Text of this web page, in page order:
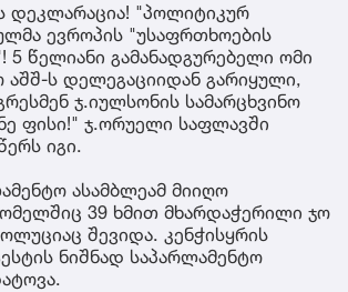
დეკლარაცია! "პოლიტიკურ
ევროპის "უსაფრთხოების
5 წელიანი გამანადგურებელი ომი
აშშ-ს დელეგაციიდან გარიყული,
ჯ.იულსონის სამარცხვინო
ფისი!" ჯ.ორუელი საფლავში
იგი.
ასამბლეამ მიიღო
39 ხმით მხარდაჭერილი ჯო
შევიდა. კენჭისყრის
ნიშნად საპარლამენტო